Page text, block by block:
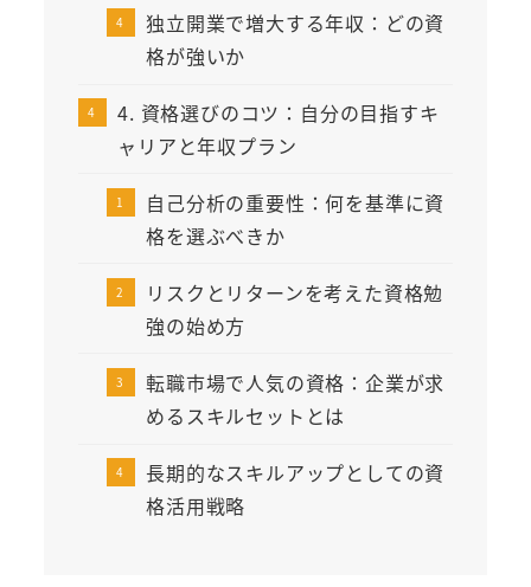
独立開業で増大する年収：どの資
格が強いか
4. 資格選びのコツ：自分の目指すキ
ャリアと年収プラン
自己分析の重要性：何を基準に資
格を選ぶべきか
リスクとリターンを考えた資格勉
強の始め方
転職市場で人気の資格：企業が求
めるスキルセットとは
長期的なスキルアップとしての資
格活用戦略